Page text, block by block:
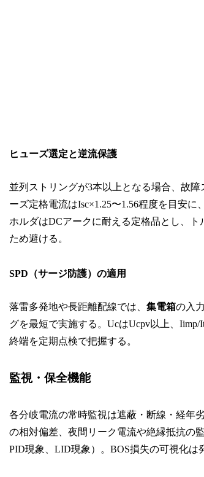
ヒューズ選定と逆流保護
並列ストリングが3本以上となる場合、故
ーズ定格電流はIsc×1.25〜1.56程度を目安
ホルダはDCアークに耐える定格品とし、
ため避ける。
SPD（サージ防護）の適用
落雷多発地や長距離配線では、 集電箱の入
グを最短で実施する。UcはUcpv以上、
終端を定期点検で把握する。
監視・保全機能
各分岐電流の常時監視は遮蔽・断線・経年
の相対偏差、夜間リーク電流や絶縁抵抗の
PID現象、LID現象）。BOS損失の可視化は